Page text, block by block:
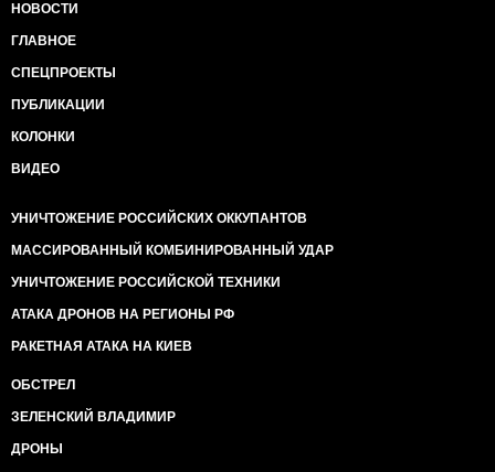
НОВОСТИ
ГЛАВНОЕ
СПЕЦПРОЕКТЫ
ПУБЛИКАЦИИ
КОЛОНКИ
ВИДЕО
УНИЧТОЖЕНИЕ РОССИЙСКИХ ОККУПАНТОВ
МАССИРОВАННЫЙ КОМБИНИРОВАННЫЙ УДАР
УНИЧТОЖЕНИЕ РОССИЙСКОЙ ТЕХНИКИ
АТАКА ДРОНОВ НА РЕГИОНЫ РФ
РАКЕТНАЯ АТАКА НА КИЕВ
ОБСТРЕЛ
ЗЕЛЕНСКИЙ ВЛАДИМИР
ДРОНЫ